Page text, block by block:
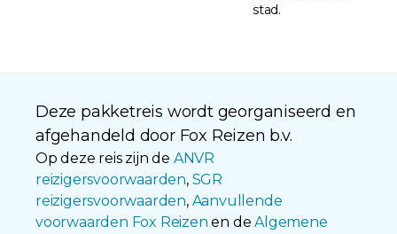
stad.
Deze pakketreis wordt georganiseerd en
afgehandeld door Fox Reizen b.v.
Op deze reis zijn de ANVR
reizigersvoorwaarden, SGR
reizigersvoorwaarden, Aanvullende
voorwaarden Fox Reizen en deAlgemene